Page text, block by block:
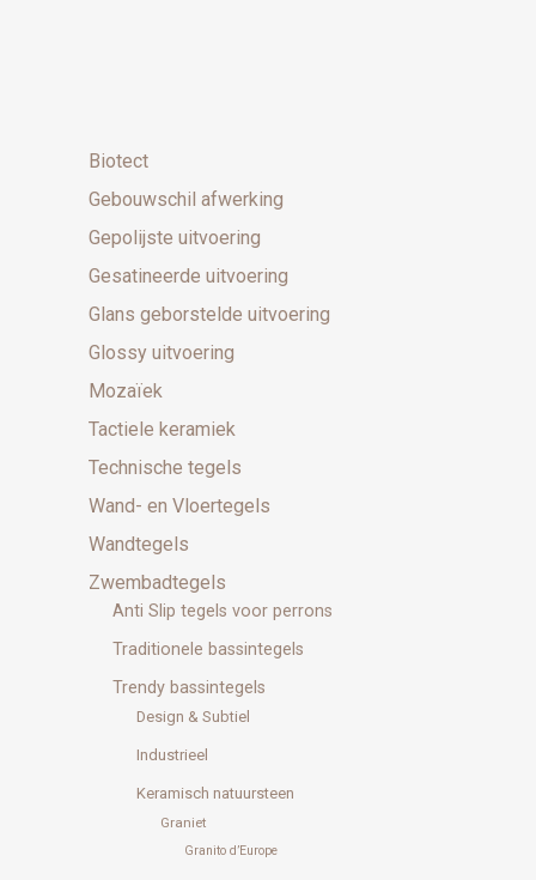
Biotect
Gebouwschil afwerking
Gepolijste uitvoering
Gesatineerde uitvoering
Glans geborstelde uitvoering
Glossy uitvoering
Mozaïek
Tactiele keramiek
Technische tegels
Wand- en Vloertegels
Wandtegels
Zwembadtegels
Anti Slip tegels voor perrons
Traditionele bassintegels
Trendy bassintegels
Design & Subtiel
Industrieel
Keramisch natuursteen
Graniet
Granito d’Europe